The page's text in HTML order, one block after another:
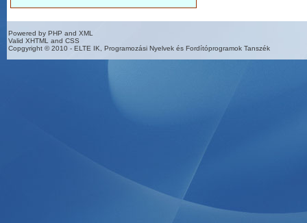
Powered by PHP and XML
Valid XHTML and CSS
Copgyright © 2010 - ELTE IK, Programozási Nyelvek és Fordítóprogramok Tanszék